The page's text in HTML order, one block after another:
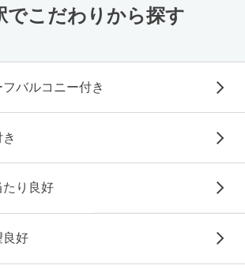
でこだわりから探す
フバルコニー付き
たり良好
良好